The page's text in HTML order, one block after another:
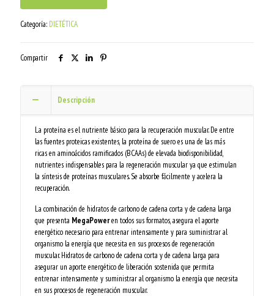
Categoría: DIETÉTICA
Compartir
Descripción
La proteína es el nutriente básico para la recuperación muscular. De entre
las fuentes proteicas existentes, la proteína de suero es una de las más
ricas en aminoácidos ramificados (BCAAs) de elevada biodisponibilidad,
nutrientes indispensables para la regeneración muscular ya que estimulan
la síntesis de proteínas musculares. Se absorbe fácilmente y acelera la
recuperación.
La combinación de hidratos de carbono de cadena corta y de cadena larga
que presenta MegaPoweren todos sus formatos, asegura el aporte
energético necesario para entrenar intensamente y para suministrar al
organismo la energía que necesita en sus procesos de regeneración
muscular. Hidratos de carbono de cadena corta y de cadena larga para
asegurar un aporte energético de liberación sostenida que permita
entrenar intensamente y suministrar al organismo la energía que necesita
en sus procesos de regeneración muscular.